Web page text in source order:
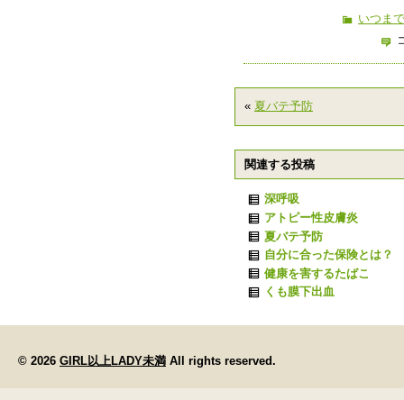
いつま
« 夏バテ予防
関連する投稿
深呼吸
アトピー性皮膚炎
夏バテ予防
自分に合った保険とは？
健康を害するたばこ
くも膜下出血
© 2026 GIRL以上LADY未満 All rights reserved.